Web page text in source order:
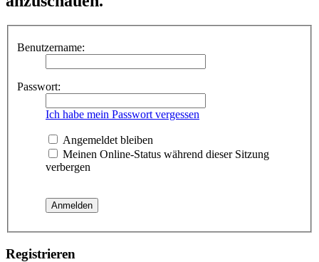
Benutzername:
Passwort:
Ich habe mein Passwort vergessen
Angemeldet bleiben
Meinen Online-Status während dieser Sitzung
verbergen
Registrieren